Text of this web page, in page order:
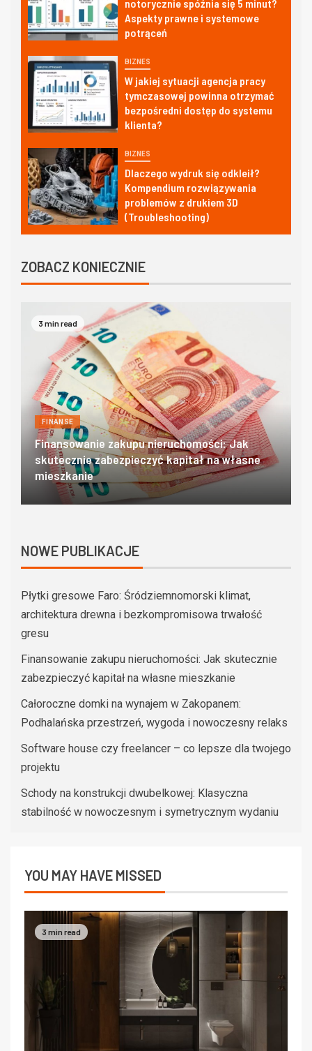
notorycznie spóźnia się 5 minut?
Aspekty prawne i systemowe
potrąceń
BIZNES
W jakiej sytuacji agencja pracy
tymczasowej powinna otrzymać
bezpośredni dostęp do systemu
klienta?
BIZNES
Dlaczego wydruk się odkleił?
Kompendium rozwiązywania
problemów z drukiem 3D
(Troubleshooting)
ZOBACZ KONIECZNIE
4 min read
FINANSE
Domki w zakopanem – poznaj góralski klimat w
najlepszym wydaniu
NOWE PUBLIKACJE
Płytki gresowe Faro: Śródziemnomorski klimat,
architektura drewna i bezkompromisowa trwałość
gresu
Finansowanie zakupu nieruchomości: Jak skutecznie
zabezpieczyć kapitał na własne mieszkanie
Całoroczne domki na wynajem w Zakopanem:
Podhalańska przestrzeń, wygoda i nowoczesny relaks
Software house czy freelancer – co lepsze dla twojego
projektu
Schody na konstrukcji dwubelkowej: Klasyczna
stabilność w nowoczesnym i symetrycznym wydaniu
YOU MAY HAVE MISSED
3 min read